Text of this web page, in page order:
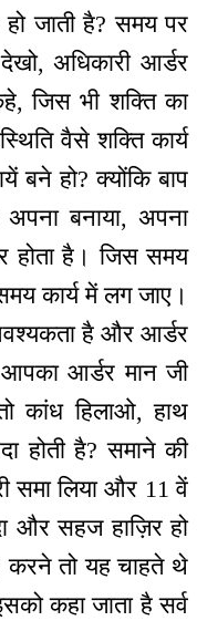
जाती है? समय पर
अधिकारी आर्डर
जिस भी शक्ति का
वैसे शक्ति कार्य
बने हो? क्योंकि बाप
बनाया, अपना
होता है। जिस समय
कार्य में लग जाए।
है और आर्डर
आर्डर मान जी
कांध हिलाओ, हाथ
होती है? समाने की
समा लिया और 11 वें
और सहज हाज़िर हो
करने तो यह चाहते थे
कहा जाता है सर्व